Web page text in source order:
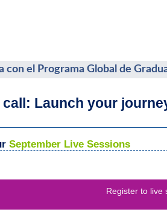
el Programa Global de
Launch your
September Live Sessions
Register to live